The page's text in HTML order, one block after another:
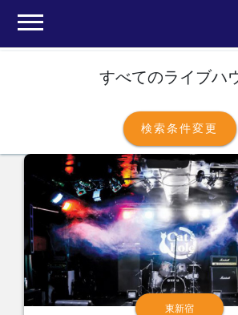
Home
すべてのライブハ
検索条件変更
東新宿